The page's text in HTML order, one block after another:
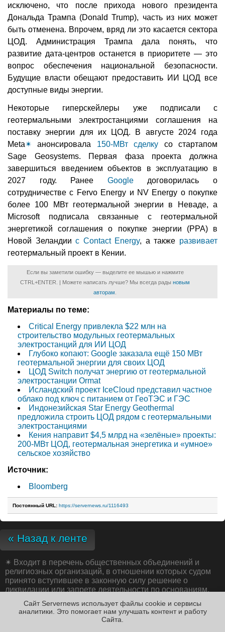
исключено, что после прихода нового президента
Дональда Трампа (Donald Trump), часть из них может
быть отменена. Впрочем, вряд ли это касается сектора
ЦОД. Администрация Трампа дала понять, что
развитие дата-центров останется в приоритете — это
вопрос обеспечения национальной безопасности.
Будущие власти обещают предоставить ИИ ЦОД все
доступные виды энергии.
Некоторые гиперскейлеры уже подписали с
геотермальными электростанциями соглашения на
поставку энергии для их ЦОД. В августе 2024 года
Meta✴ анонсировала 150-МВт сделку со стартапом
Sage Geosystems. Первая фаза проекта должна
завершиться введением объектов в эксплуатацию в
2027 году. Ранее Googleдоговорилась о
сотрудничестве с Fervo Energy и NV Energy о покупке
более 100 МВт геотермальной энергии в Неваде, а
Microsoft подписала связанные с геотермальной
энергетикой соглашения о покупке энергии (PPA) в
Новой Зеландиис Contact Energy, а также развивает
геотермальный проект в Кении.
Если вы заметили ошибку — выделите ее мышью и нажмите
CTRL+ENTER. | Можете написать лучше? Мы всегда рады новым
авторам
Материалы по теме:
Critical Energy привлекла $22 млн на
строительство модульных геотермальных
электростанций для ИИ ЦОД
Глубоко копают: Google заказала ещё 150 МВт
геотермальной энергии для своих ЦОД
ЦОД Switch получат энергию от геотермальной
электростанции Ormat
Исландский проект IceCloud представил частное
облако под ключ с питанием от ГеоТЭС и ГЭС
Индонезийская Star Energy Geothermal
предложила строить ЦОД рядом с геотермальными
электростанциями
Кения направит $4,5 млрд на «зелёные» проекты:
200-МВт ЦОД, геотермальная энергетика и «умное»
сельское хозяйство
Источник:
Bloomberg
Постоянный URL: https://servernews.ru/1116493
« Назад к ленте
✴ Входит в перечень общественных объединений и
религиозных организаций, в отношении которых судом
принято вступившее в законную силу решение о
ликвидации или запрете деятельности по основаниям,
№ 114-ФЗ «О противодействии экстремистской
деятельности»;
Сайт Servernews использует файлы cookie и сервисы
аналитики. Это помогает нам улучшать контент и работу
Cайта.